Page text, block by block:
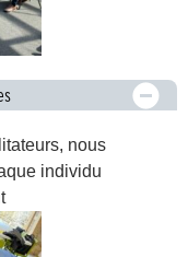
nous
individu